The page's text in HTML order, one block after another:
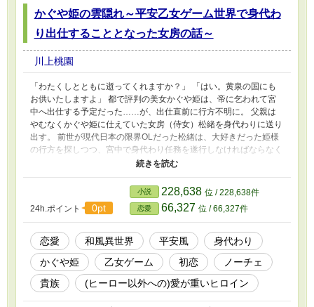
かぐや姫の雲隠れ～平安乙女ゲーム世界で身代わ
り出仕することとなった女房の話～
川上桃園
「わたくしとともに逝ってくれますか？」 「はい。黄泉の国にも
お供いたしますよ」 都で評判の美女かぐや姫は、帝に乞われて宮
中へ出仕する予定だった……が、出仕直前に行方不明に。 父親は
やむなくかぐや姫に仕えていた女房（侍女）松緒を身代わりに送り
出す。 前世が現代日本の限界OLだった松緒は、大好きだった姫様
の行方を探しつつ、宮中で身代わり任務を遂行しなければならなく
なった。ばれたら死。かぐや姫の評判も地に落ちる。 「かぐや
姫」となった松緒の元には、乙女ゲームの攻略対象たちが次々とや
ってくるも、彼女が身代わりだと気づく人物が現われて……。
「そなたは……かぐや姫の『偽物』だな」 「そなたの慕う『姫
様』とやらが、そなたが思っていた女と違っていたら、どうす
る？」 身代わり女房松緒の奮闘記が、はじまる。 史実に基づかな
い、架空の平安後宮ファンタジーとなっています。 乙女ゲームと
しての攻略対象には、帝、東宮、貴公子、苦労人と、サブキャラで
ピンク髪の陰陽師がいます。
24h.ポイント 0pt
小説 228,638 位 / 228,638件
恋愛 66,327 位 / 66,327件
恋愛 和風異世界 平安風
身代わり
かぐや姫
乙女ゲーム 初恋
ノーチェ
貴族
(ヒーロー以外への)愛が重いヒロイン